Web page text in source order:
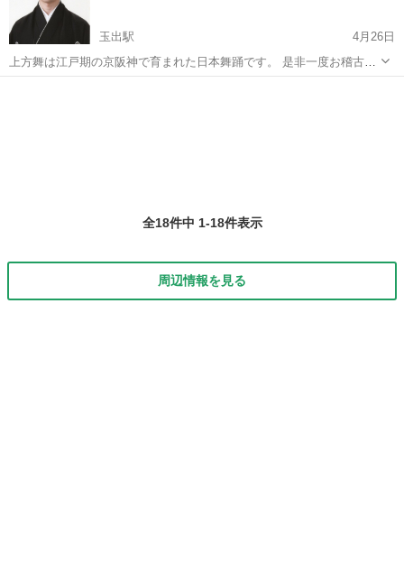
玉出駅
4月26日
上方舞は江戸期の京阪神で育まれた日本舞踊です。 是非一度お稽古場
へお運び下さい。 2ヶ月間（全6回）のお稽古体験を実施しておりま
全18件中 1-18件表示
周辺情報を見る